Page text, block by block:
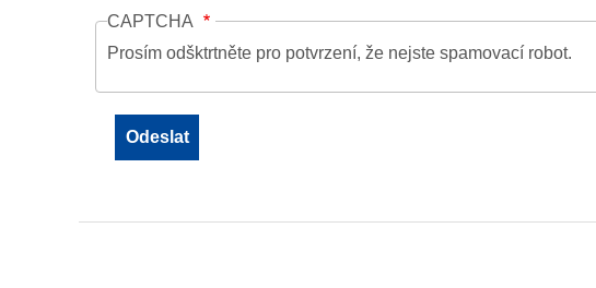
CAPTCHA
Prosím odšktrtněte pro potvrzení, že nejste spamovací robot.